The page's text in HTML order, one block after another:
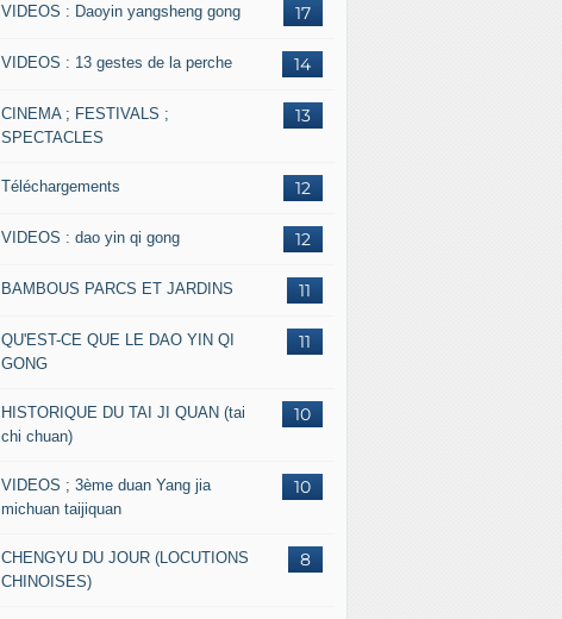
17
VIDEOS : Daoyin yangsheng gong
14
VIDEOS : 13 gestes de la perche
13
CINEMA ; FESTIVALS ;
SPECTACLES
12
Téléchargements
12
VIDEOS : dao yin qi gong
11
BAMBOUS PARCS ET JARDINS
11
QU'EST-CE QUE LE DAO YIN QI
GONG
10
HISTORIQUE DU TAI JI QUAN (tai
chi chuan)
10
VIDEOS ; 3ème duan Yang jia
michuan taijiquan
8
CHENGYU DU JOUR (LOCUTIONS
CHINOISES)